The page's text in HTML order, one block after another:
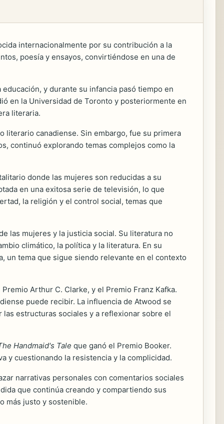
internacionalmente por su contribución a la
poesía y ensayos, convirtiéndose en una de
y durante su infancia pasó tiempo en
en la Universidad de Toronto y posteriormente en
literaria.
literario canadiense. Sin embargo, fue su primera
continuó explorando temas complejos como la
donde las mujeres son reducidas a su
en una exitosa serie de televisión, lo que
la religión y el control social, temas que
las mujeres y la justicia social. Su literatura no
climático, la política y la literatura. En su
un tema que sigue siendo relevante en el contexto
Arthur C. Clarke, y el Premio Franz Kafka.
puede recibir. La influencia de Atwood se
estructuras sociales y a reflexionar sobre el
Handmaid's Tale que ganó el Premio Booker.
y cuestionando la resistencia y la complicidad.
narrativas personales con comentarios sociales
que continúa creando y compartiendo sus
más justo y sostenible.